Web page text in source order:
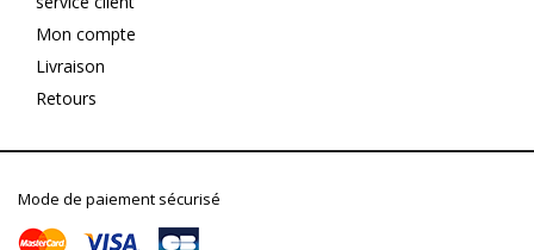
Mon compte
Livraison
Retours
Mode de paiement sécurisé